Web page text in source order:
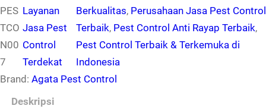
PES
TCO
N00
7
Layanan
Jasa Pest
Control
Terdekat
Berkualitas, Perusahaan Jasa Pest Control
Terbaik, Pest Control Anti Rayap Terbaik,
Pest Control Terbaik & Terkemuka di
Indonesia
Brand: Agata Pest Control
Deskripsi